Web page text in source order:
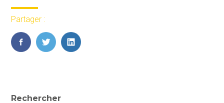
Partager :
FaceBook
TwitterLinkedIn
Blog
Rechercher